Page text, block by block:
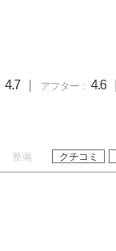
4.7 アフター： 4.6
整備 クチコミ